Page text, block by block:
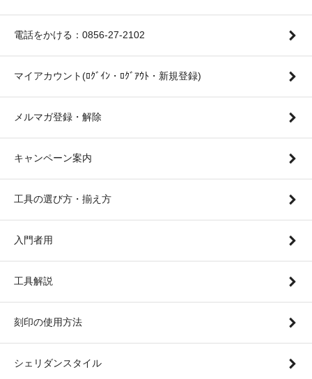
電話をかける：0856-27-2102
マイアカウント(ﾛｸﾞｲﾝ・ﾛｸﾞｱｳﾄ・新規登録)
メルマガ登録・解除
キャンペーン案内
工具の選び方・揃え方
入門者用
工具解説
刻印の使用方法
シェリダンスタイル